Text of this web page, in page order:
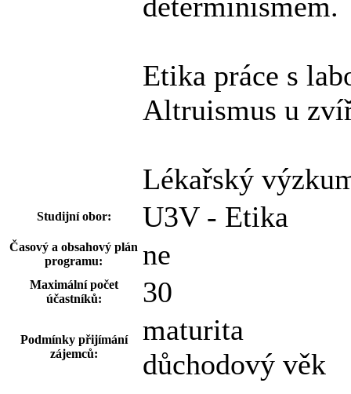
Etika práce s
Altruismus u
Lékařský
Studijní obor: U3V - Etika
Časový a obsahový plán
programu:
ne
Maximální počet
účastníků:
30
Podmínky přijímání
zájemců:
maturita
důchodový věk